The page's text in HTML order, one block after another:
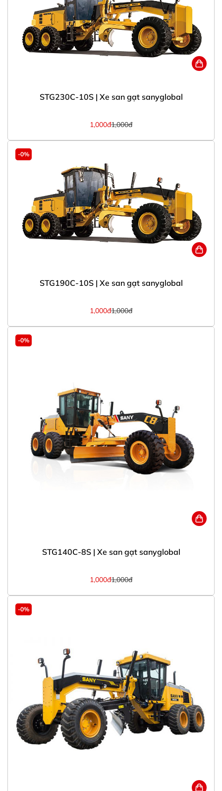
STG230C-10S | Xe san gạt sanyglobal
1,000đ1,000đ
-0%
STG190C-10S | Xe san gạt sanyglobal
1,000đ1,000đ
-0%
STG140C-8S | Xe san gạt sanyglobal
1,000đ1,000đ
-0%